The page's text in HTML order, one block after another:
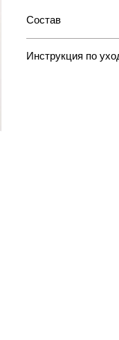
Состав
эластан
Инструкция по